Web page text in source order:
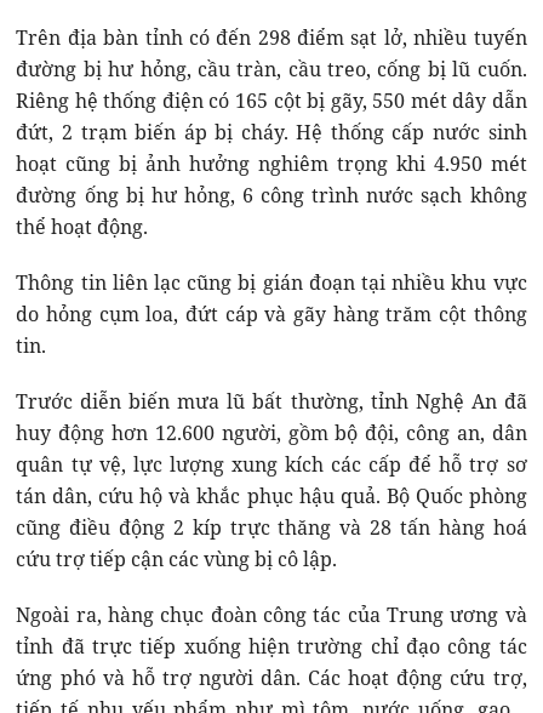
Trên địa bàn tỉnh có đến 298 điểm sạt lở, nhiều tuyến
đường bị hư hỏng, cầu tràn, cầu treo, cống bị lũ cuốn.
Riêng hệ thống điện có 165 cột bị gãy, 550 mét dây dẫn
đứt, 2 trạm biến áp bị cháy. Hệ thống cấp nước sinh
hoạt cũng bị ảnh hưởng nghiêm trọng khi 4.950 mét
đường ống bị hư hỏng, 6 công trình nước sạch không
thể hoạt động.
Thông tin liên lạc cũng bị gián đoạn tại nhiều khu vực
do hỏng cụm loa, đứt cáp và gãy hàng trăm cột thông
tin.
Trước diễn biến mưa lũ bất thường, tỉnh Nghệ An đã
huy động hơn 12.600 người, gồm bộ đội, công an, dân
quân tự vệ, lực lượng xung kích các cấp để hỗ trợ sơ
tán dân, cứu hộ và khắc phục hậu quả. Bộ Quốc phòng
cũng điều động 2 kíp trực thăng và 28 tấn hàng hoá
cứu trợ tiếp cận các vùng bị cô lập.
Ngoài ra, hàng chục đoàn công tác của Trung ương và
tỉnh đã trực tiếp xuống hiện trường chỉ đạo công tác
ứng phó và hỗ trợ người dân. Các hoạt động cứu trợ,